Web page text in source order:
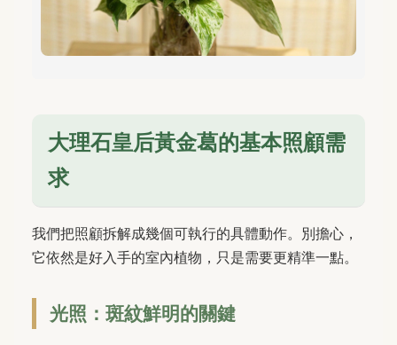
大理石皇后黃金葛的基本照顧需
求
我們把照顧拆解成幾個可執行的具體動作。別擔心，
它依然是好入手的室內植物，只是需要更精準一點。
光照：斑紋鮮明的關鍵